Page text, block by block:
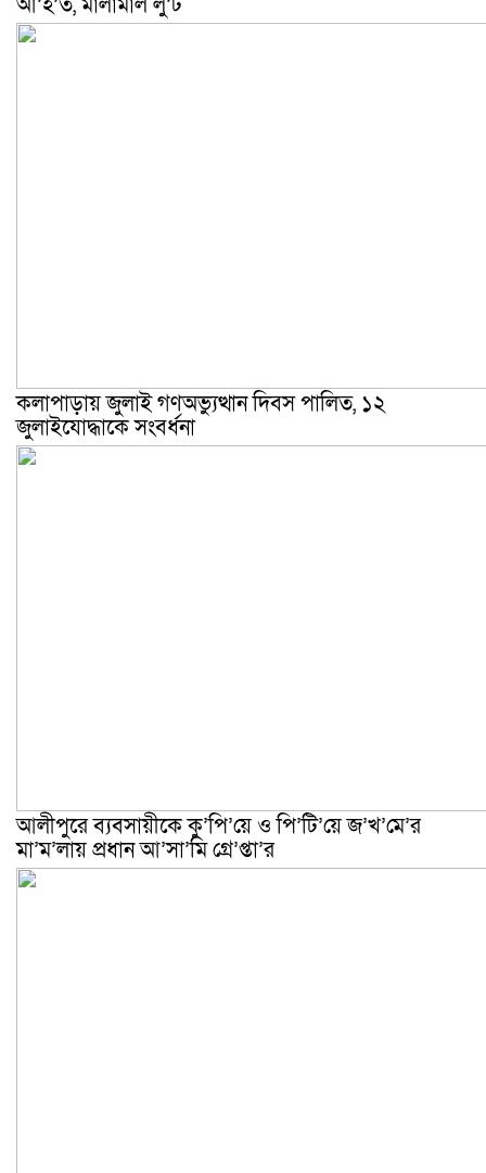
কলাপাড়ায় জুলাই গণঅভ্যুত্থান দিবস পালিত, ১২
জুলাইযোদ্ধাকে সংবর্ধনা
আলীপুরে ব্যবসায়ীকে কু’পি’য়ে ও পি’টি’য়ে জ’খ’মে’র
মা’ম’লায় প্রধান আ’সা’মি গ্রে’প্তা’র